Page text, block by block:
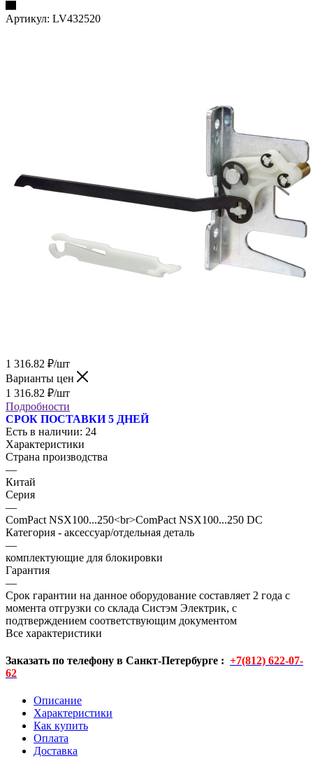
Артикул: LV432520
1 316.82 ₽/шт
Варианты цен
1 316.82 ₽/шт
Подробности
СРОК ПОСТАВКИ 5 ДНЕЙ
Есть в наличии: 24
Характеристики
Страна производства
—
Китай
Серия
—
ComPact NSX100...250<br>ComPact NSX100...250 DC
Категория - аксессуар/отдельная деталь
—
комплектующие для блокировки
Гарантия
—
Срок гарантии на данное оборудование составляет 2 года с
момента отгрузки со склада Систэм Электрик, с
подтверждением соответствующим документом
Все характеристики
Заказать по телефону в Санкт-Петербурге : +7(812) 622-07-
62
Описание
Характеристики
Как купить
Оплата
Доставка